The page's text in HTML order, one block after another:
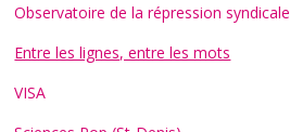
Observatoire de la répression syndicale
Entre les lignes, entre les mots
VISA